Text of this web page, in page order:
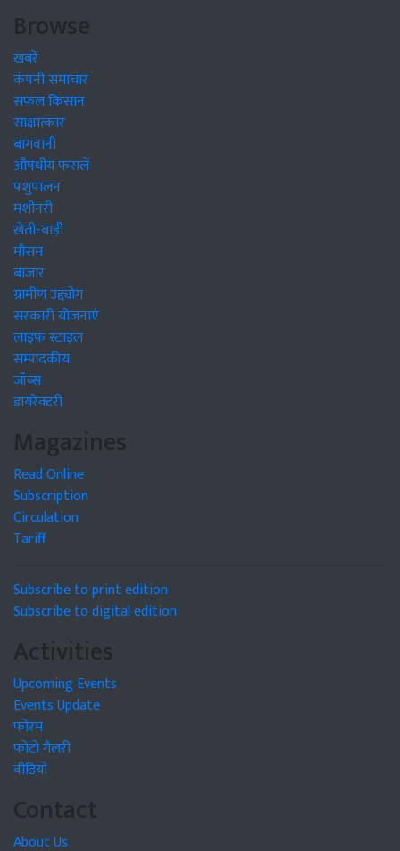
Browse
खबरें
कंपनी समाचार
सफल किसान
साक्षात्कार
बागवानी
औषधीय फसलें
पशुपालन
मशीनरी
खेती-बाड़ी
मौसम
बाजार
ग्रामीण उद्द्योग
सरकारी योजनाएं
लाइफ स्टाइल
सम्पादकीय
जॉब्स
डायरेक्टरी
Magazines
Read Online
Subscription
Circulation
Tariff
Subscribe to print edition
Subscribe to digital edition
Activities
Upcoming Events
Events Update
फोरम
फोटो गैलरी
वीडियो
Contact
About Us